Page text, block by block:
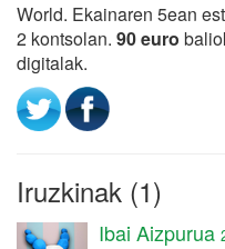
World. Ekainaren 5ean
2 kontsolan. 90 euro
digitalak.
Iruzkinak (1)
Ibai Aizpurua